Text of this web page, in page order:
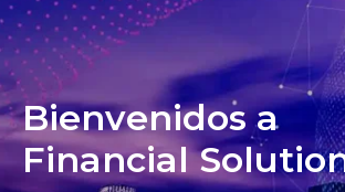
Bienvenidos a
Financial